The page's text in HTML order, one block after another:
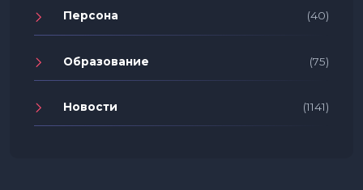
Персона (40)
Образование (75)
Новости (1141)